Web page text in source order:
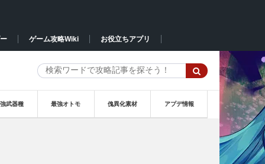
ゲーム攻略Wiki お役立ちアプリ
武器種 最強オトモ 傀異化素材 アプデ情報